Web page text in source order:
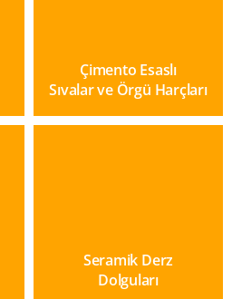
Çimento Esaslı
Sıvalar ve Örgü Harçları
Seramik Derz
Dolguları